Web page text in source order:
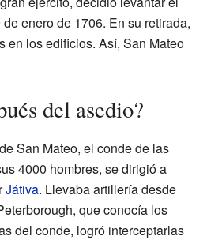
enero de 1706. En su retirada,
en los edificios. Así, San Mateo
del asedio?
San Mateo, el conde de las
4000 hombres, se dirigió a
Játiva. Llevaba artillería desde
que conocía los
del conde, logró interceptarlas